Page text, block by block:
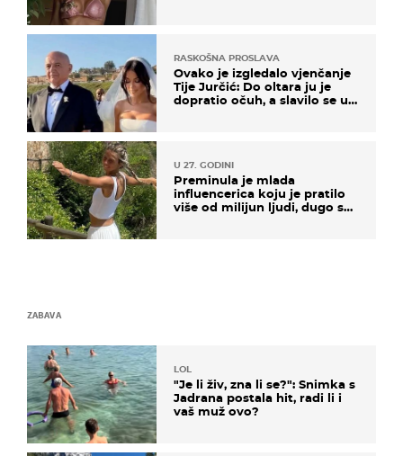
RASKOŠNA PROSLAVA
Ovako je izgledalo vjenčanje
Tije Jurčić: Do oltara ju je
dopratio očuh, a slavilo se uz
U 27. GODINI
Preminula je mlada
influencerica koju je pratilo
više od milijun ljudi, dugo se
ZABAVA
LOL
"Je li živ, zna li se?": Snimka s
Jadrana postala hit, radi li i
vaš muž ovo?